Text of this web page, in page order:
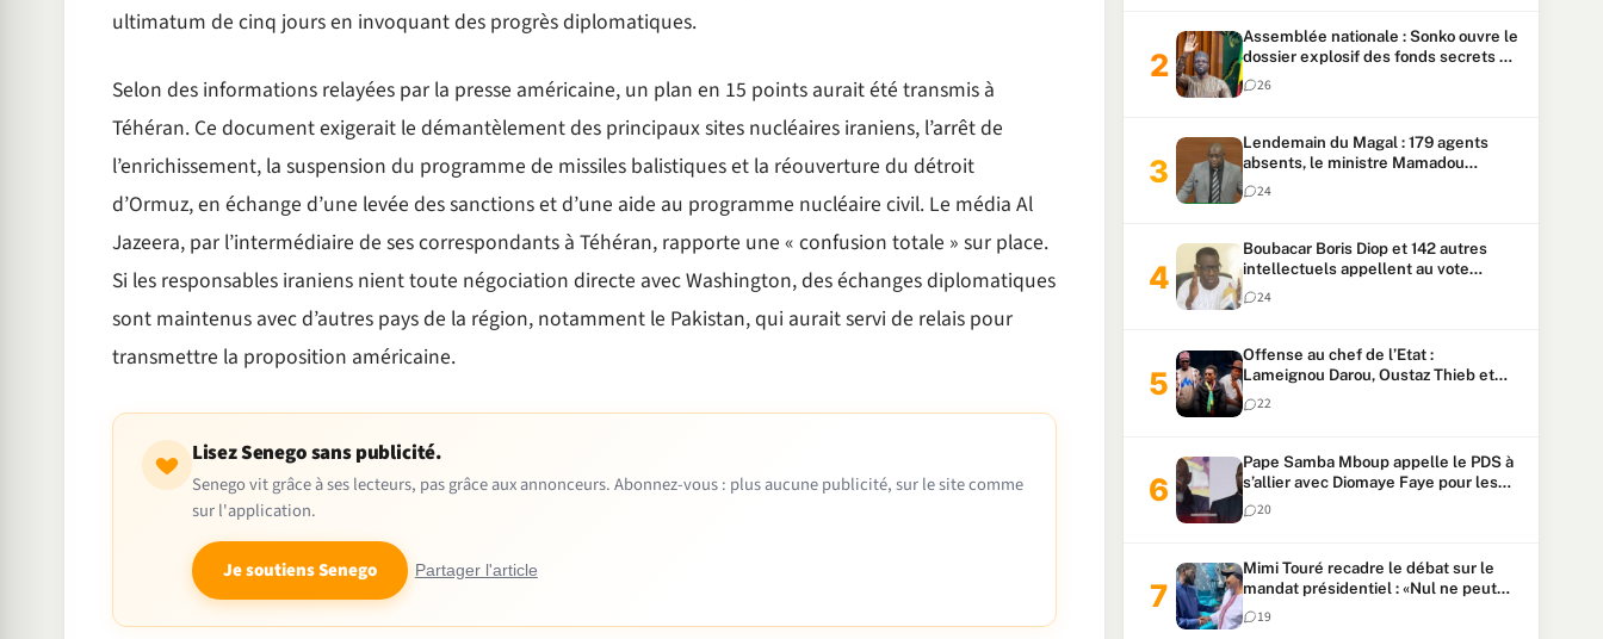
ultimatum de cinq jours en invoquant des progrès diplomatiques.
Selon des informations relayées par la presse américaine, un plan en 15 points aurait été transmis à
Téhéran. Ce document exigerait le démantèlement des principaux sites nucléaires iraniens, l’arrêt de
l’enrichissement, la suspension du programme de missiles balistiques et la réouverture du détroit
d’Ormuz, en échange d’une levée des sanctions et d’une aide au programme nucléaire civil. Le média Al
Jazeera, par l’intermédiaire de ses correspondants à Téhéran, rapporte une « confusion totale » sur place.
Si les responsables iraniens nient toute négociation directe avec Washington, des échanges diplomatiques
sont maintenus avec d’autres pays de la région, notamment le Pakistan, qui aurait servi de relais pour
transmettre la proposition américaine.
Lisez Senego sans publicité.
Senego vit grâce à ses lecteurs, pas grâce aux annonceurs. Abonnez-vous : plus aucune publicité, sur le site comme
sur l'application.
Je soutiens Senego Partager l'article
Assemblée nationale : Sonko ouvre le
dossier explosif des fonds secrets et
du patrimoine présidentiel
26
Lendemain du Magal : 179 agents
absents, le ministre Mamadou
Lamine Dianté exige des explications
24
Boubacar Boris Diop et 142 autres
intellectuels appellent au vote
urgent de la révision
constitutionnelle
24
Offense au chef de l’Etat :
Lameignou Darou, Oustaz Thieb et
Ndiaye Touba lourdement
condamnés
22
Pape Samba Mboup appelle le PDS à
s’allier avec Diomaye Faye pour les
locales et tacle Sonko
20
Mimi Touré recadre le débat sur le
mandat présidentiel : «Nul ne peut
faire plus de deux mandats
consécutifs de 5 ans»
19